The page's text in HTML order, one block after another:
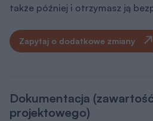
także później i otrzymasz ją
Zapytaj o dodatkowe zmiany
Dokumentacja
projektowego)